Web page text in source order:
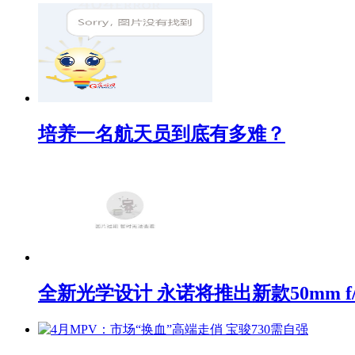
培养一名航天员到底有多难？
全新光学设计 永诺将推出新款50mm